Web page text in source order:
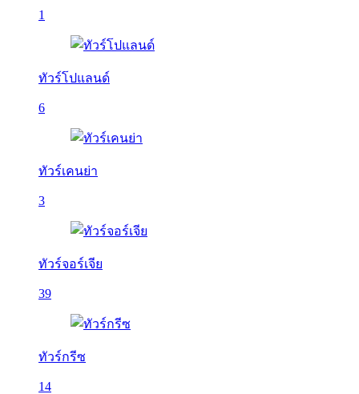
1
ทัวร์โปแลนด์
6
ทัวร์เคนย่า
3
ทัวร์จอร์เจีย
39
ทัวร์กรีซ
14